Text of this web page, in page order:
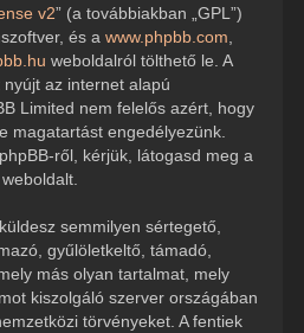
v2” (a továbbiakban „GPL”)
és a www.phpbb.com
weboldalról tölthető le. A
az internet alapú
Limited nem felelős azért, hogy
magatartást engedélyezünk.
ről, kérjük, látogasd meg a
semmilyen sértegető,
gyűlöletkeltő, támadó,
más olyan tartalmat, mely
kiszolgáló szerver országában
törvényeket. A fentiek